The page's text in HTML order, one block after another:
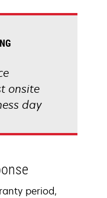
onsite
day
period,